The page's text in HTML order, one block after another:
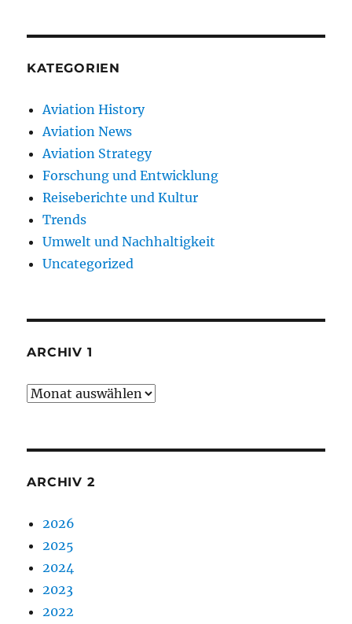
KATEGORIEN
Aviation History
Aviation News
Aviation Strategy
Forschung und Entwicklung
Reiseberichte und Kultur
Trends
Umwelt und Nachhaltigkeit
Uncategorized
ARCHIV 1
Archiv
ARCHIV 2
2026
2025
2024
2023
2022